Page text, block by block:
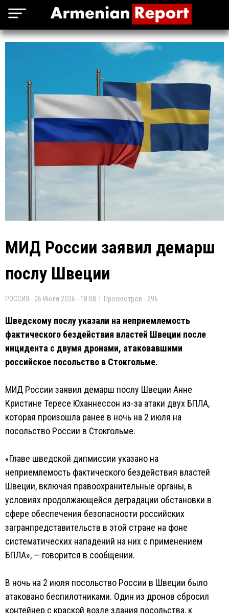
МИД России заявил демарш
послу Швеции
РОССИЯ - 06 Июля 2026 - 18:08 | Просмотров - 296
Шведскому послу указали на неприемлемость
фактического бездействия властей Швеции после
инцидента с двумя дронами, атаковавшими
российское посольство в Стокгольме.
МИД России заявил демарш послу Швеции Анне
Кристине Тересе Юханнессон из-за атаки двух БПЛА,
которая произошла ранее в ночь на 2 июля на
посольство России в Стокгольме.
«Главе шведской дипмиссии указано на
неприемлемость фактического бездействия властей
Швеции, включая правоохранительные органы, в
условиях продолжающейся деградации обстановки в
сфере обеспечения безопасности российских
загранпредставительств в этой стране на фоне
систематических нападений на них с применением
БПЛА», — говорится в сообщении.
В ночь на 2 июля посольство России в Швеции было
атаковано беспилотниками. Один из дронов сбросил
контейнер с краской возле здания посольства, к